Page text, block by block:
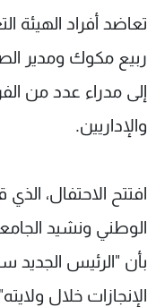
تعاضد أفراد الهيئة
ربيع مكوك ومدير
إلى مدراء عدد من
والإداريين.
افتتح الاحتفال،
الوطني ونشيد
بأن "الرئيس الجديد
الإنجازات خلال